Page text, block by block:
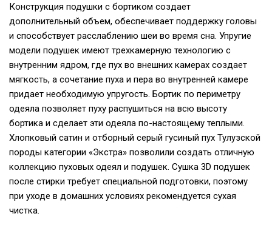
Конструкция подушки с бортиком создает
дополнительный объем, обеспечивает поддержку головы
и способствует расслаблению шеи во время сна. Упругие
модели подушек имеют трехкамерную технологию с
внутренним ядром, где пух во внешних камерах создает
мягкость, а сочетание пуха и пера во внутренней камере
придает необходимую упругость. Бортик по периметру
одеяла позволяет пуху распушиться на всю высоту
бортика и сделает эти одеяла по-настоящему теплыми.
Хлопковый сатин и отборный серый гусиный пух Тулузской
породы категории «Экстра» позволили создать отличную
коллекцию пуховых одеял и подушек. Сушка 3D подушек
после стирки требует специальной подготовки, поэтому
при уходе в домашних условиях рекомендуется сухая
чистка.